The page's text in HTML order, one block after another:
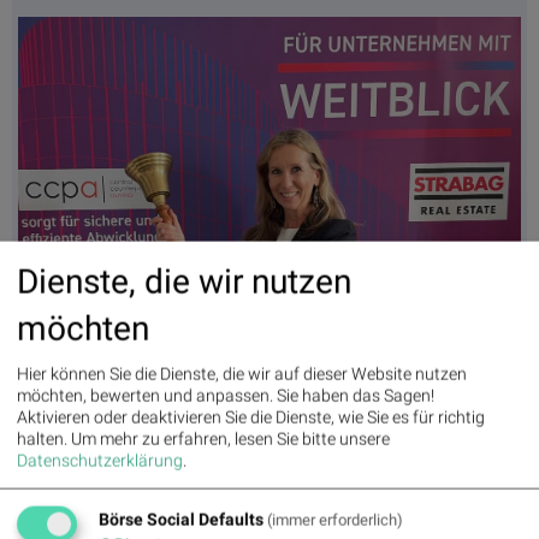
Ute Greutter läutet die Opening Bell für Donnerstag. Ihre UKcom Finance
wächst weiter als Boutique für IR- und IPO-Beratung ergänzt um Financial
Literacy
Latest Blogs
Dienste, die wir nutzen
möchten
Hier können Sie die Dienste, die wir auf dieser Website nutzen
möchten, bewerten und anpassen. Sie haben das Sagen!
Aktivieren oder deaktivieren Sie die Dienste, wie Sie es für richtig
halten. Um mehr zu erfahren, lesen Sie bitte unsere
Datenschutzerklärung.
Börse Social Defaults (immer erforderlich)